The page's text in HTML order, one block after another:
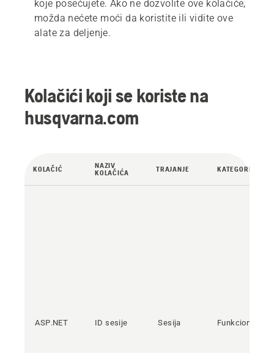
koje posećujete. Ako ne dozvolite ove kolačiće,
možda nećete moći da koristite ili vidite ove
alate za deljenje.
Kolačići koji se koriste na
husqvarna.com
KOLAČIĆ
NAZIV
KOLAČIĆA
TRAJANJE KATEGORIJA
ASP.NET ID sesije Sesija Funkcionalna